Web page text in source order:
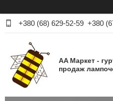
+380 (68) 629-52-59 +380
AA Маркет -
продаж